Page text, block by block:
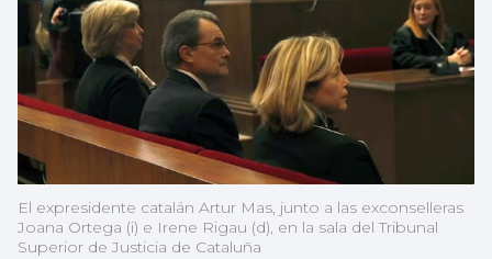
El expresidente catalán Artur Mas, junto a las exconselleras
Joana Ortega (i) e Irene Rigau (d), en la sala del Tribunal
Superior de Justicia de Cataluña